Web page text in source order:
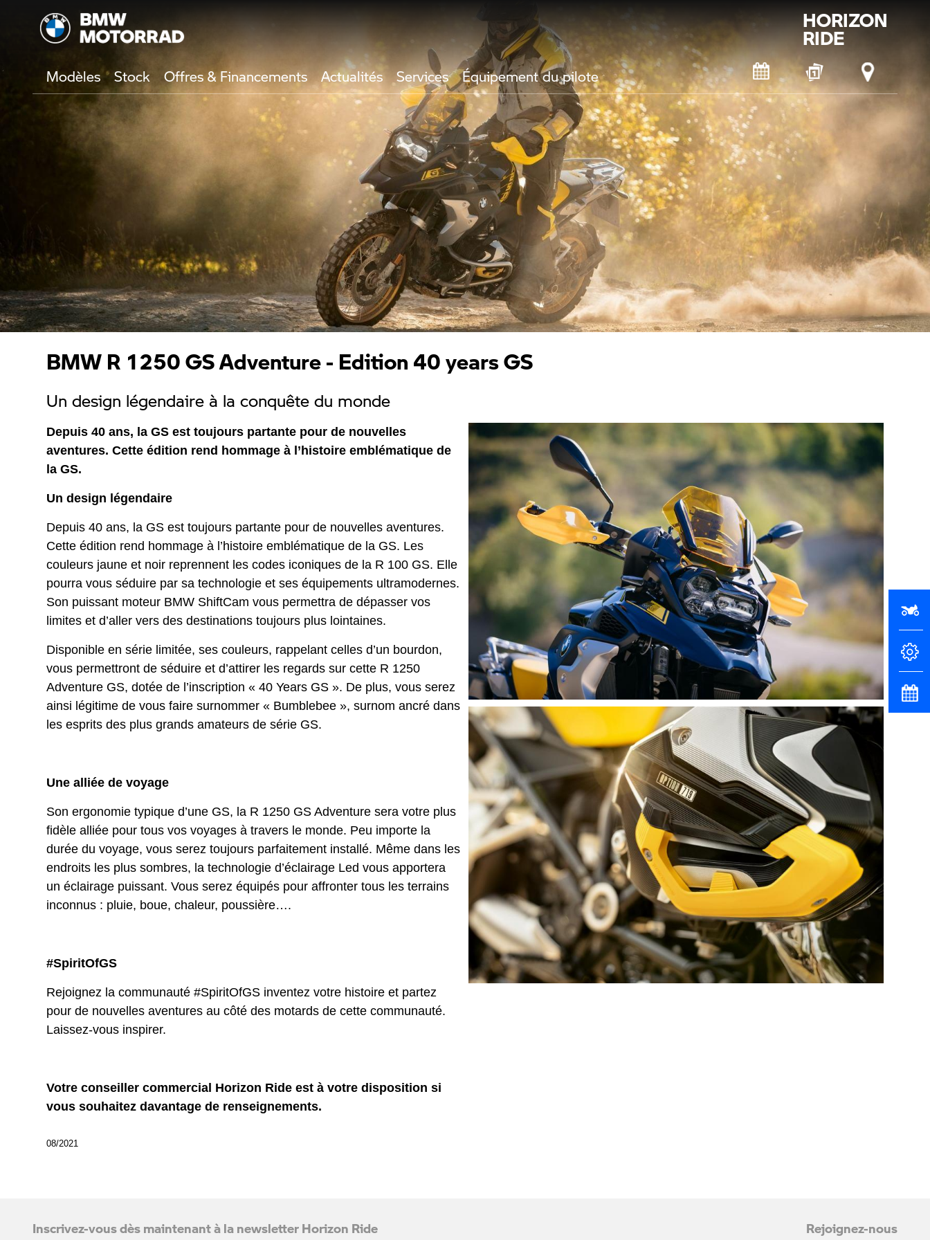
HORIZON
RIDE
Modèles Stock Offres & Financements Actualités Services Équipement du pilote
BMW R 1250 GS Adventure - Edition 40 years GS
Un design légendaire à la conquête du monde
Depuis 40 ans, la GS est toujours partante pour de nouvelles
aventures. Cette édition rend hommage à l’histoire emblématique de
la GS.
Un design légendaire
Depuis 40 ans, la GS est toujours partante pour de nouvelles aventures.
Cette édition rend hommage à l’histoire emblématique de la GS. Les
couleurs jaune et noir reprennent les codes iconiques de la R 100 GS. Elle
pourra vous séduire par sa technologie et ses équipements ultramodernes.
Son puissant moteur BMW ShiftCam vous permettra de dépasser vos
limites et d’aller vers des destinations toujours plus lointaines.
Disponible en série limitée, ses couleurs, rappelant celles d’un bourdon,
vous permettront de séduire et d’attirer les regards sur cette R 1250
Adventure GS, dotée de l’inscription « 40 Years GS ». De plus, vous serez
ainsi légitime de vous faire surnommer « Bumblebee », surnom ancré dans
les esprits des plus grands amateurs de série GS.
Une alliée de voyage
Son ergonomie typique d’une GS, la R 1250 GS Adventure sera votre plus
fidèle alliée pour tous vos voyages à travers le monde. Peu importe la
durée du voyage, vous serez toujours parfaitement installé. Même dans les
endroits les plus sombres, la technologie d’éclairage Led vous apportera
un éclairage puissant. Vous serez équipés pour affronter tous les terrains
inconnus : pluie, boue, chaleur, poussière….
#SpiritOfGS
Rejoignez la communauté #SpiritOfGS inventez votre histoire et partez
pour de nouvelles aventures au côté des motards de cette communauté.
Laissez-vous inspirer.
Votre conseiller commercial Horizon Ride est à votre disposition si
vous souhaitez davantage de renseignements.
08/2021
Inscrivez-vous dès maintenant à la newsletter Horizon Ride Rejoignez-nous